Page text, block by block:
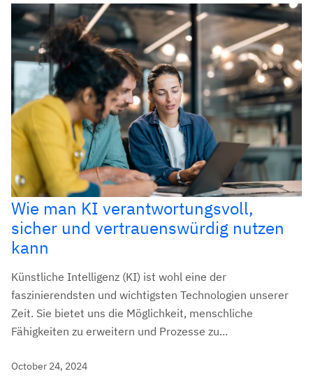
Wie man KI verantwortungsvoll,
sicher und vertrauenswürdig nutzen
kann
Künstliche Intelligenz (KI) ist wohl eine der
faszinierendsten und wichtigsten Technologien unserer
Zeit. Sie bietet uns die Möglichkeit, menschliche
Fähigkeiten zu erweitern und Prozesse zu...
October 24, 2024